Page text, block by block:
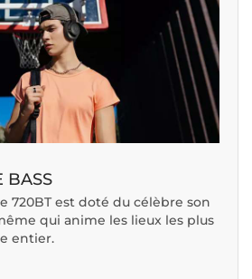
BASS
720BT est doté du célèbre son
qui anime les lieux les plus
entier.